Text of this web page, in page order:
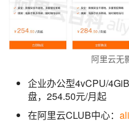
阿里云无
企业办公型4vCPU/
盘，254.50元/月起
在阿里云CLUB中心：